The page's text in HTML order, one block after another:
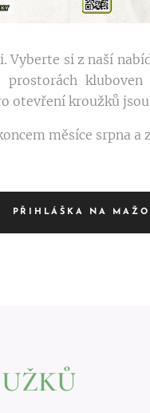
si z naší
otevření kroužků
měsíce srpna a
PŘIHLÁŠKA NA